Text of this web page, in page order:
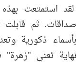
لقد استمتعت
صداقات. ثم
بأسماء ذكورية